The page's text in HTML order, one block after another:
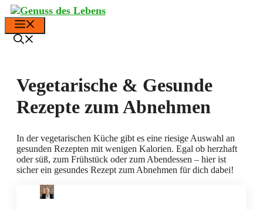
Zum
Inhalt
springen
Vegetarische & Gesunde
Rezepte zum Abnehmen
In der vegetarischen Küche gibt es eine riesige Auswahl an
gesunden Rezepten mit wenigen Kalorien. Egal ob herzhaft
oder süß, zum Frühstück oder zum Abendessen – hier ist
sicher ein gesundes Rezept zum Abnehmen für dich dabei!